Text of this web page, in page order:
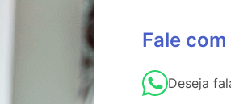
Fale
Deseja